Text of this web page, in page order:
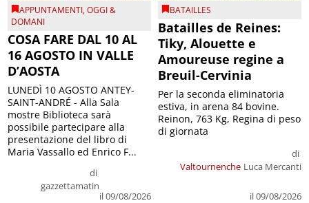
APPUNTAMENTI,OGGI &
DOMANI
COSA FARE DAL 10 AL
16 AGOSTO IN VALLE
D’AOSTA
di
gazzettamatin
il 09/08/2026
LUNEDÌ 10 AGOSTO ANTEY-
SAINT-ANDRÉ - Alla Sala
mostre Biblioteca sarà
possibile partecipare alla
presentazione del libro di
Maria Vassallo ed Enrico F...
BATAILLES
Batailles de Reines:
Tiky, Alouette e
Amoureuse regine a
Breuil-Cervinia
Valtournenche
di
Luca Mercanti
il 09/08/2026
Per la seconda eliminatoria
estiva, in arena 84 bovine.
Reinon, 763 Kg, Regina di peso
di giornata